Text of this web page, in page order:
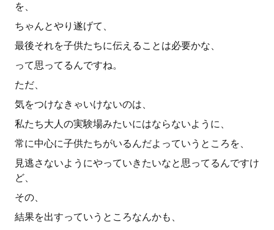
を、
ちゃんとやり遂げて、
最後それを子供たちに伝えることは必要かな、
って思ってるんですね。
ただ、
気をつけなきゃいけないのは、
私たち大人の実験場みたいにはならないように、
常に中心に子供たちがいるんだよっていうところを、
見逃さないようにやっていきたいなと思ってるんですけ
ど、
その、
結果を出すっていうところなんかも、